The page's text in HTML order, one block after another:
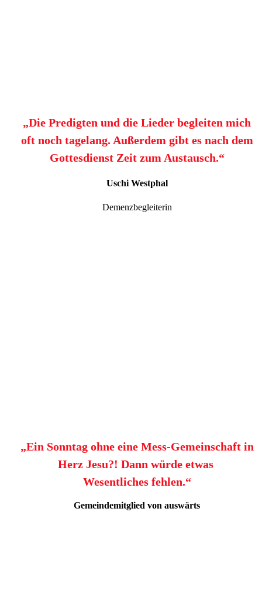
„Die Predigten und die Lieder begleiten mich
oft noch tagelang. Außerdem gibt es nach dem
Gottesdienst Zeit zum Austausch.“
Uschi Westphal
Demenzbegleiterin
„Ein Sonntag ohne eine Mess-Gemeinschaft in
Herz Jesu?! Dann würde etwas
Wesentliches fehlen.“
Gemeindemitglied von auswärts